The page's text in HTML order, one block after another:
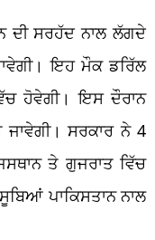
ਦੀ ਸਰਹੱਦ ਨਾਲ ਲੱਗਦੇ
ਇਹ ਮੌਕ ਡਰਿੱਲ
ਹੋਵੇਗੀ। ਇਸ ਦੌਰਾਨ
ਸਰਕਾਰ ਨੇ 4
ਤੇ ਗੁਜਰਾਤ ਵਿੱਚ
ਪਾਕਿਸਤਾਨ ਨਾਲ